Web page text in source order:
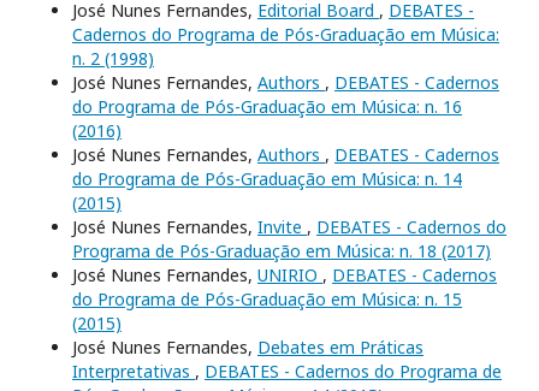
José Nunes Fernandes, Editorial Board , DEBATES -
Cadernos do Programa de Pós-Graduação em Música:
n. 2 (1998)
José Nunes Fernandes, Authors , DEBATES - Cadernos
do Programa de Pós-Graduação em Música: n. 16
(2016)
José Nunes Fernandes, Authors , DEBATES - Cadernos
do Programa de Pós-Graduação em Música: n. 14
(2015)
José Nunes Fernandes, Invite , DEBATES - Cadernos do
Programa de Pós-Graduação em Música: n. 18 (2017)
José Nunes Fernandes, UNIRIO , DEBATES - Cadernos
do Programa de Pós-Graduação em Música: n. 15
(2015)
José Nunes Fernandes, Debates em Práticas
Interpretativas , DEBATES - Cadernos do Programa de